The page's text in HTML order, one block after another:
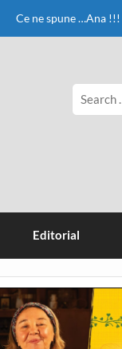
Ce ne spune …Ana !!!
Editorial